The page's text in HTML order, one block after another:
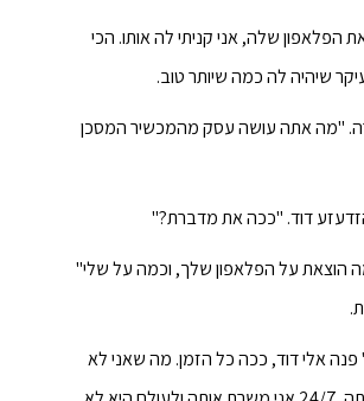
הפלאפון שלה, אני קניתי לה אותו. הכי
שיהיה לה כמה שיותר טוב.
"מה אתה עושה עסק מהמכשיר המסכן
דוד. "ככה את מדברת?"
הוצאת על הפלאפון שלך, וכמה על שלי"
אלי דוד, ככה כל הזמן. מה שאני לא